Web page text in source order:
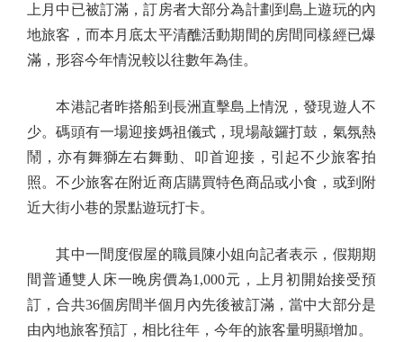
上月中已被訂滿，訂房者大部分為計劃到島上遊玩的內
地旅客，而本月底太平清醮活動期間的房間同樣經已爆
滿，形容今年情況較以往數年為佳。
本港記者昨搭船到長洲直擊島上情況，發現遊人不
少。碼頭有一場迎接媽祖儀式，現場敲鑼打鼓，氣氛熱
鬧，亦有舞獅左右舞動、叩首迎接，引起不少旅客拍
照。不少旅客在附近商店購買特色商品或小食，或到附
近大街小巷的景點遊玩打卡。
其中一間度假屋的職員陳小姐向記者表示，假期期
間普通雙人床一晚房價為1,000元，上月初開始接受預
訂，合共36個房間半個月內先後被訂滿，當中大部分是
由內地旅客預訂，相比往年，今年的旅客量明顯增加。